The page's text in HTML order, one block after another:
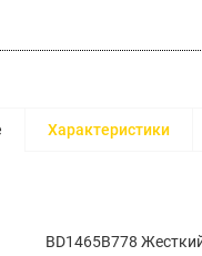
Характеристики
BD1465B778